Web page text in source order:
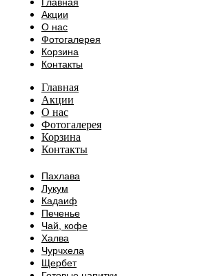
Главная
Акции
О нас
Фотогалерея
Корзина
Контакты
Главная
Акции
О нас
Фотогалерея
Корзина
Контакты
Пахлава
Лукум
Кадаиф
Печенье
Чай, кофе
Халва
Чурчхела
Щербет